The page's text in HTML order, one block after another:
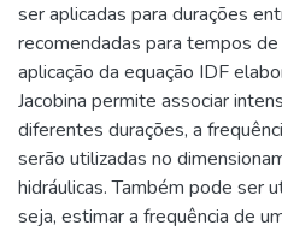
ser aplicadas para durações
recomendadas para tempos
aplicação da equação IDF
Jacobina permite associar
diferentes durações, a
serão utilizadas no
hidráulicas. Também pode ser
seja, estimar a frequência de